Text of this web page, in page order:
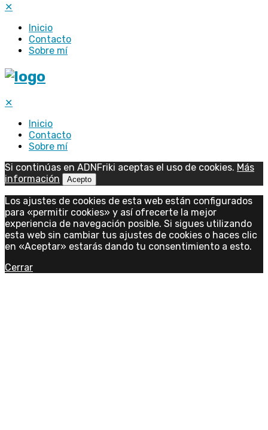
✕
Inicio
Contacto
Sobre mí
✕
Inicio
Contacto
Sobre mí
Si continúas en ADNFriki aceptas el uso de cookies. Más
información
Acepto
Los ajustes de cookies de esta web están configurados
para «permitir cookies» y así ofrecerte la mejor
experiencia de navegación posible. Si sigues utilizando
esta web sin cambiar tus ajustes de cookies o haces clic
en «Aceptar» estarás dando tu consentimiento a esto.
Cerrar